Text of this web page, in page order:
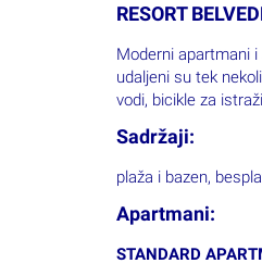
RESORT
Moderni apartmani
udaljeni su tek
vodi, bicikle za
Sadržaji:
plaža i bazen,
Apartmani:
STANDARD